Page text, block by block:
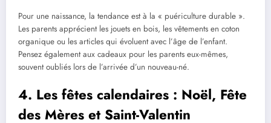
Pour une naissance, la tendance est à la « puériculture durable ».
Les parents apprécient les jouets en bois, les vêtements en coton
organique ou les articles qui évoluent avec l’âge de l’enfant.
Pensez également aux cadeaux pour les parents eux-mêmes,
souvent oubliés lors de l’arrivée d’un nouveau-né.
4. Les fêtes calendaires : Noël, Fête
des Mères et Saint-Valentin